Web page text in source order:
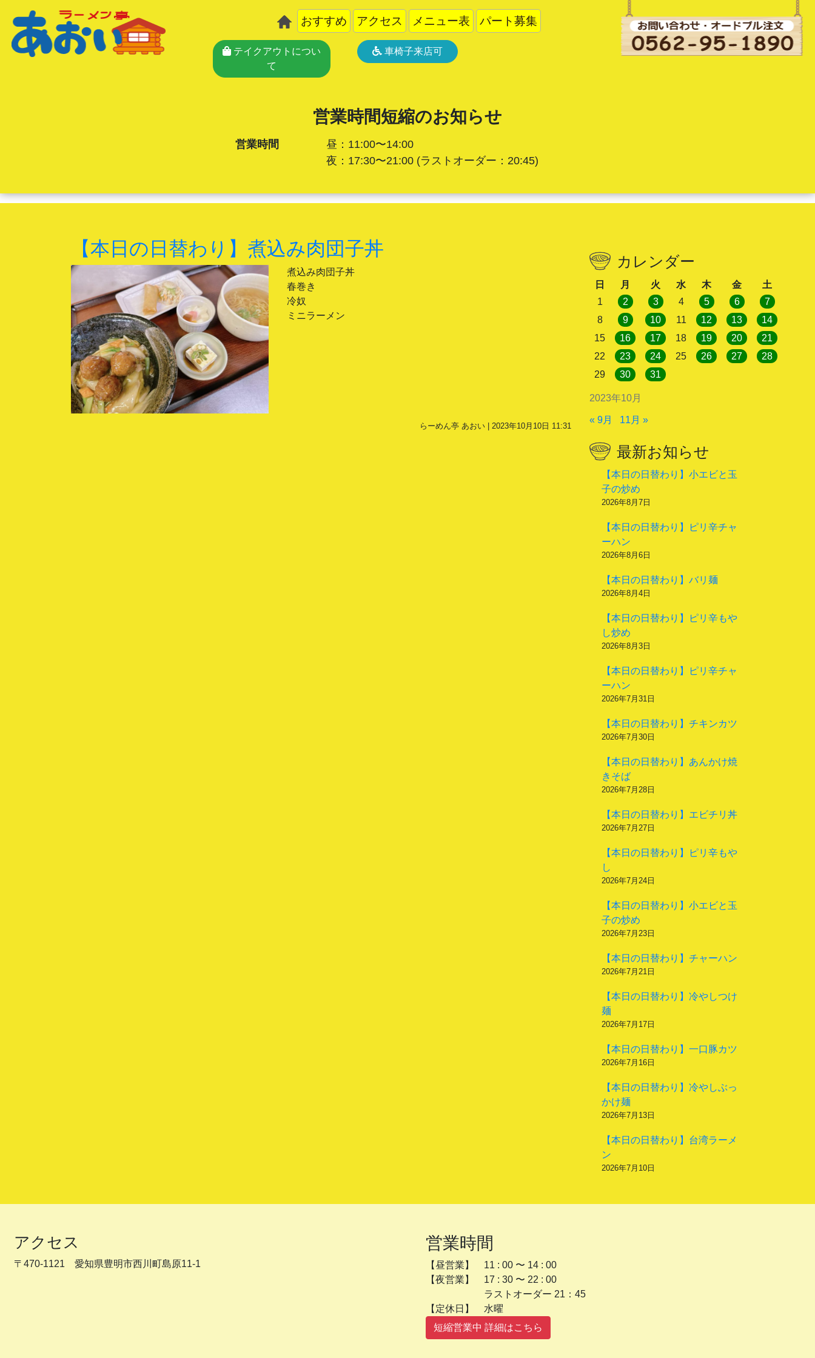
おすすめ アクセス メニュー表 パート募集
テイクアウトについ
て
車椅子来店可
営業時間短縮のお知らせ
営業時間
昼：11:00〜14:00
夜：17:30〜21:00(ラストオーダー：20:45)
【本日の日替わり】煮込み肉団子丼
煮込み肉団子丼
春巻き
冷奴
ミニラーメン
らーめん亭 あおい | 2023年10月10日 11:31
カレンダー
2023年10月
日 月 火 水 木 金
土
1
2 3 4 5 6
7
8
9 10 11 12 13
14
15
16 17 18 19 20
21
22
23 24 25 26 27
28
29
30 31
« 9月 11月 »
最新お知らせ
【本日の日替わり】小エビと玉
子の炒め
2026年8月7日
【本日の日替わり】ピリ辛チャ
ーハン
2026年8月6日
【本日の日替わり】バリ麺
2026年8月4日
【本日の日替わり】ピリ辛もや
し炒め
2026年8月3日
【本日の日替わり】ピリ辛チャ
ーハン
2026年7月31日
【本日の日替わり】チキンカツ
2026年7月30日
【本日の日替わり】あんかけ焼
きそば
2026年7月28日
【本日の日替わり】エビチリ丼
2026年7月27日
【本日の日替わり】ピリ辛もや
し
2026年7月24日
【本日の日替わり】小エビと玉
子の炒め
2026年7月23日
【本日の日替わり】チャーハン
2026年7月21日
【本日の日替わり】冷やしつけ
麺
2026年7月17日
【本日の日替わり】一口豚カツ
2026年7月16日
【本日の日替わり】冷やしぶっ
かけ麺
2026年7月13日
【本日の日替わり】台湾ラーメ
ン
2026年7月10日
アクセス
〒470-1121 愛知県豊明市西川町島原11-1
営業時間
【昼営業】 11 : 00 〜 14 : 00
【夜営業】 17 : 30 〜 22 : 00
ラストオーダー 21：45
【定休日】 水曜
短縮営業中 詳細はこちら